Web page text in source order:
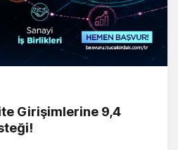
Girişimlerine 9,4